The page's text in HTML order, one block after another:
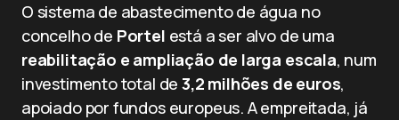
O sistema de abastecimento de água no
concelho de Portel está a ser alvo de uma
reabilitação e ampliação de larga escala, num
investimento total de3,2 milhões de euros,
apoiado por fundos europeus. A empreitada, já